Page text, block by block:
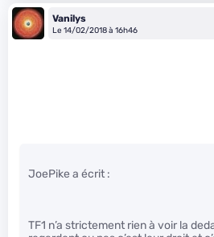
Vanilys
Le 14/02/2018 à 16h46
JoePike a écrit :
TF1 n’a strictement rien à voir la